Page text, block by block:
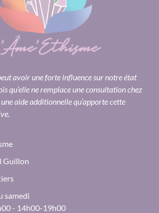
avoir une forte influence sur notre état
qu’elle ne remplace une consultation chez
une aide additionnelle qu’apporte cette
Guillon
samedi
- 14h00-19h00